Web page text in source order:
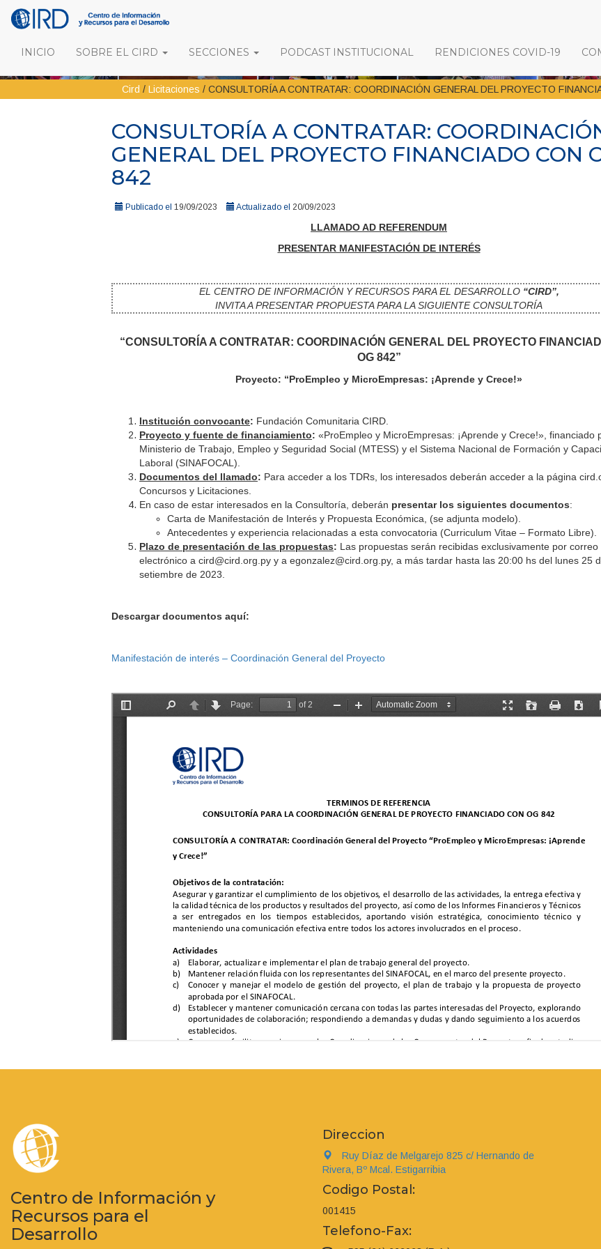
INICIO SOBRE EL CIRD SECCIONES PODCAST INSTITUCIONAL RENDICIONES COVID-19
Cird / Licitaciones / CONSULTORÍA A CONTRATAR: COORDINACIÓN GENERAL DEL PROYECTO
CONSULTORÍA A CONTRATAR:
GENERAL DEL PROYECTO FINANCIADO CON
842
Publicado el 19/09/2023 Actualizado el 20/09/2023
LLAMADO AD REFERENDUM
PRESENTAR MANIFESTACIÓN DE INTERÉS
EL CENTRO DE INFORMACIÓN Y RECURSOS PARA EL DESARROLLO “CIRD”,
INVITA A PRESENTAR PROPUESTA PARA LA SIGUIENTE CONSULTORÍA
“CONSULTORÍA A CONTRATAR: COORDINACIÓN GENERAL DEL PROYECTO
OG 842”
Proyecto: “ProEmpleo y MicroEmpresas: ¡Aprende y Crece!»
Institución convocante: Fundación Comunitaria CIRD.
Proyecto y fuente de financiamiento: «ProEmpleo y MicroEmpresas: ¡Aprende y Crece!», financiado
Ministerio de Trabajo, Empleo y Seguridad Social (MTESS) y el Sistema Nacional de Formación y
Laboral (SINAFOCAL).
Documentos del llamado: Para acceder a los TDRs, los interesados deberán acceder a la página
Concursos y Licitaciones.
En caso de estar interesados en la Consultoría, deberán presentar los siguientes documentos:
Carta de Manifestación de Interés y Propuesta Económica, (se adjunta modelo).
Antecedentes y experiencia relacionadas a esta convocatoria (Curriculum Vitae – Formato Libre).
Plazo de presentación de las propuestas: Las propuestas serán recibidas exclusivamente por correo
electrónico a cird@cird.org.py y a egonzalez@cird.org.py, a más tardar hasta las 20:00 hs del lunes 25
setiembre de 2023.
Descargar documentos aquí:
Manifestación de interés – Coordinación General del Proyecto
Centro de Información y
Recursos para el
Desarrollo
Direccion
Ruy Díaz de Melgarejo 825 c/ Hernando de
Rivera, Bº Mcal. Estigarribia
Codigo Postal:
001415
Telefono-Fax: